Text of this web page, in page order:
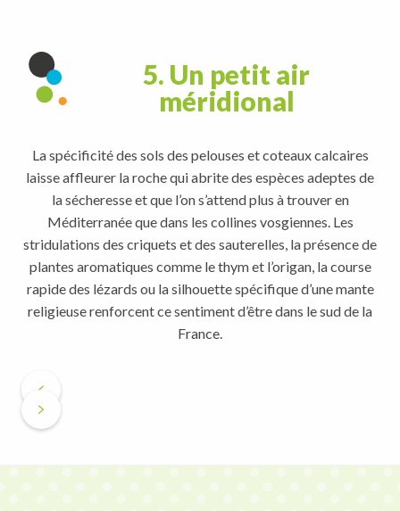
5. Un petit air
méridional
La spécificité des sols des pelouses et coteaux calcaires
laisse affleurer la roche qui abrite des espèces adeptes de
la sécheresse et que l’on s’attend plus à trouver en
Méditerranée que dans les collines vosgiennes. Les
stridulations des criquets et des sauterelles, la présence de
plantes aromatiques comme le thym et l’origan, la course
rapide des lézards ou la silhouette spécifique d’une mante
religieuse renforcent ce sentiment d’être dans le sud de la
France.